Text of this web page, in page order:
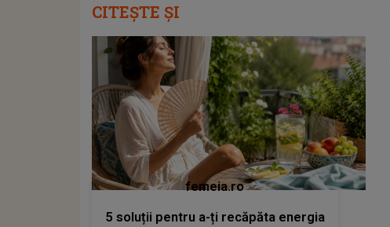
CITEȘTE ȘI
femeia.ro
5 soluții pentru a-ți recăpăta energia